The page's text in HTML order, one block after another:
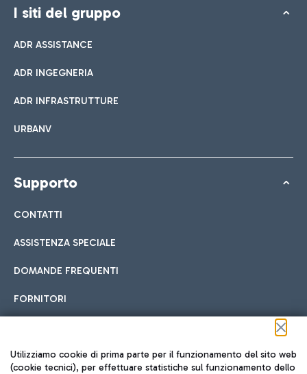
I siti del gruppo
ADR ASSISTANCE
ADR INGEGNERIA
ADR INFRASTRUTTURE
URBANV
Supporto
CONTATTI
ASSISTENZA SPECIALE
DOMANDE FREQUENTI
FORNITORI
Seguici sui social
Utilizziamo cookie di prima parte per il funzionamento del sito web
(cookie tecnici), per effettuare statistiche sul funzionamento dello